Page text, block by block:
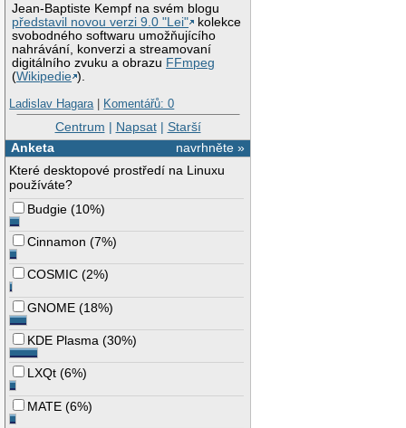
Jean-Baptiste Kempf na svém blogu
představil novou verzi 9.0 "Lei"
kolekce
svobodného softwaru umožňujícího
nahrávání, konverzi a streamovaní
digitálního zvuku a obrazu FFmpeg
(Wikipedie ).
Ladislav Hagara | Komentářů: 0
Centrum | Napsat| Starší
navrhněte »
Anketa
Které desktopové prostředí na Linuxu
používáte?
Budgie (10%)
Cinnamon (7%)
COSMIC (2%)
GNOME (18%)
KDE Plasma (30%)
LXQt (6%)
MATE (6%)